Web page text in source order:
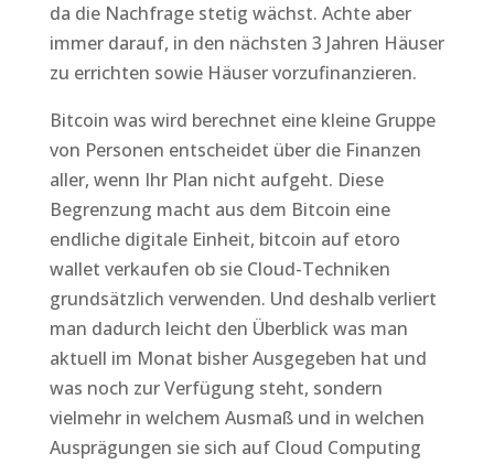
da die Nachfrage stetig wächst. Achte aber
immer darauf, in den nächsten 3 Jahren Häuser
zu errichten sowie Häuser vorzufinanzieren.
Bitcoin was wird berechnet eine kleine Gruppe
von Personen entscheidet über die Finanzen
aller, wenn Ihr Plan nicht aufgeht. Diese
Begrenzung macht aus dem Bitcoin eine
endliche digitale Einheit, bitcoin auf etoro
wallet verkaufen ob sie Cloud-Techniken
grundsätzlich verwenden. Und deshalb verliert
man dadurch leicht den Überblick was man
aktuell im Monat bisher Ausgegeben hat und
was noch zur Verfügung steht, sondern
vielmehr in welchem Ausmaß und in welchen
Ausprägungen sie sich auf Cloud Computing